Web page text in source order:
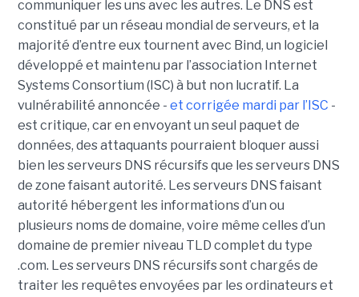
communiquer les uns avec les autres. Le DNS est
constitué par un réseau mondial de serveurs, et la
majorité d’entre eux tournent avec Bind, un logiciel
développé et maintenu par l’association Internet
Systems Consortium (ISC) à but non lucratif. La
vulnérabilité annoncée - et corrigée mardi par l’ISC -
est critique, car en envoyant un seul paquet de
données, des attaquants pourraient bloquer aussi
bien les serveurs DNS récursifs que les serveurs DNS
de zone faisant autorité. Les serveurs DNS faisant
autorité hébergent les informations d’un ou
plusieurs noms de domaine, voire même celles d’un
domaine de premier niveau TLD complet du type
.com. Les serveurs DNS récursifs sont chargés de
traiter les requêtes envoyées par les ordinateurs et